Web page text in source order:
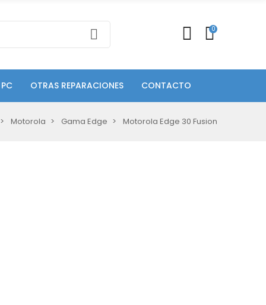
0
OTRAS REPARACIONES CONTACTO
Motorola Gama Edge Motorola Edge 30 Fusion